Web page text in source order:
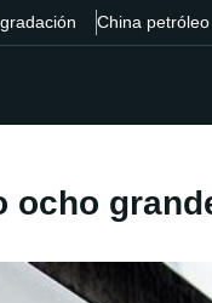
China petróleo
ocho